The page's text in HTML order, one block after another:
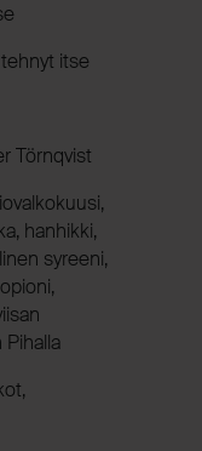
itse
Törnqvist
hanhikki,
syreeni,
Pihalla